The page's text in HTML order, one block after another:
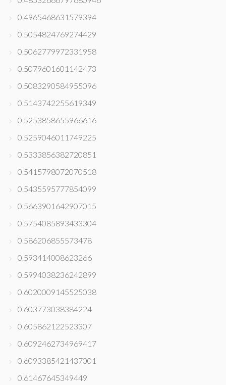
0.4965468631579394
0.5054824769274429
0.5062779972331958
0.5079601601142473
0.5083290584955096
0.5143742255619349
0.5253858655966616
0.5259046011749225
0.5333856382720851
0.5415798072070518
0.5435595777854099
0.5663901642907015
0.5754085893433304
0.586206855573478
0.593414008623266
0.5994038236242899
0.6020009145525038
0.603773038384224
0.605862122523307
0.6092462734969417
0.6093385421437001
0.61467645349449